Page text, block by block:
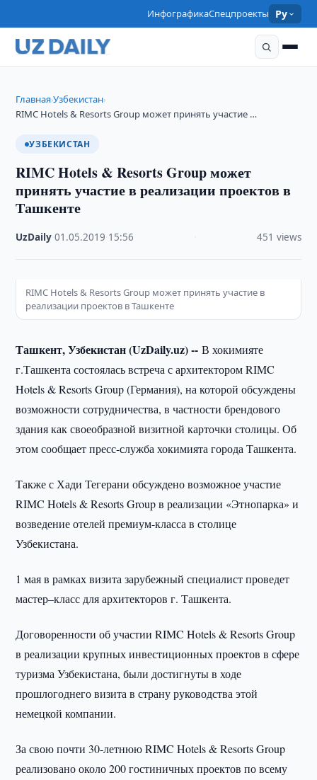
ИнфографикаСпецпроекты Ру
Главная›Узбекистан›
RIMC Hotels & Resorts Group может принять участие …
УЗБЕКИСТАН
RIMC Hotels & Resorts Group может
принять участие в реализации проектов в
Ташкенте
UzDaily ·01.05.2019 15:56 451 views
RIMC Hotels & Resorts Group может принять участие в
реализации проектов в Ташкенте
Ташкент, Узбекистан (UzDaily.uz) --В хокимияте
г.Ташкента состоялась встреча с архитектором RIMC
Hotels & Resorts Group (Германия), на которой обсуждены
возможности сотрудничества, в частности брендового
здания как своеобразной визитной карточки столицы. Об
этом сообщает пресс-служба хокимията города Ташкента.
Также с Хади Тегерани обсуждено возможное участие
RIMC Hotels & Resorts Group в реализации «Этнопарка» и
возведение отелей премиум-класса в столице
Узбекистана.
1 мая в рамках визита зарубежный специалист проведет
мастер–класс для архитекторов г. Ташкента.
Договоренности об участии RIMC Hotels & Resorts Group
в реализации крупных инвестиционных проектов в сфере
туризма Узбекистана, были достигнуты в ходе
прошлогоднего визита в страну руководства этой
немецкой компании.
За свою почти 30-летнюю RIMC Hotels & Resorts Group
реализовано около 200 гостиничных проектов по всему